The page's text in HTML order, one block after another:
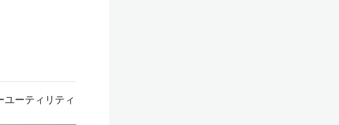
ーティリティ